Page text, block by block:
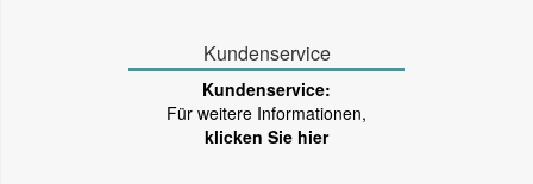
Kundenservice
Kundenservice:
Für weitere Informationen,
klicken Sie hier